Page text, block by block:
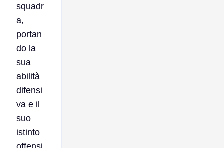
squadr
a,
portan
do la
sua
abilità
difensi
va e il
suo
istinto